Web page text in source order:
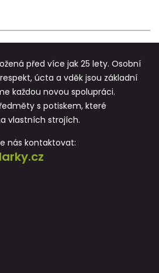
před více jak 25 lety. Osobní
úcta a vděk jsou základní
každou novou spolupráci.
s potiskem, které
vlastních strojích.
nás kontaktovat: